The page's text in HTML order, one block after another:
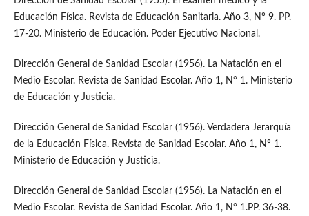
Educación Física. Revista de Educación Sanitaria. Año 3, N° 9. PP.
17-20. Ministerio de Educación. Poder Ejecutivo Nacional.
Dirección General de Sanidad Escolar (1956). La Natación en el
Medio Escolar. Revista de Sanidad Escolar. Año 1, N° 1. Ministerio
de Educación y Justicia.
Dirección General de Sanidad Escolar (1956). Verdadera Jerarquía
de la Educación Física. Revista de Sanidad Escolar. Año 1, N° 1.
Ministerio de Educación y Justicia.
Dirección General de Sanidad Escolar (1956). La Natación en el
Medio Escolar. Revista de Sanidad Escolar. Año 1, N° 1.PP. 36-38.